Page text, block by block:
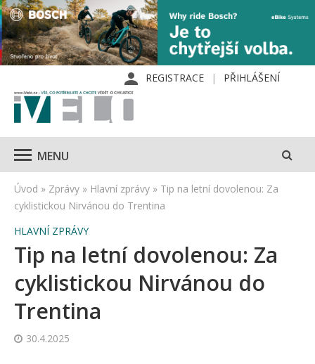
REGISTRACE PŘIHLÁŠENÍ
MENU
Úvod » Zprávy » Hlavní zprávy » Tip na letní dovolenou: Za
cyklistickou Nirvánou do Trentina
HLAVNÍ ZPRÁVY
Tip na letní dovolenou: Za
cyklistickou Nirvánou do
Trentina
30.4.2025